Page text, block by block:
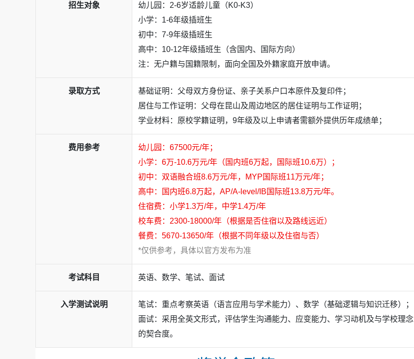
招生对象
幼儿园：2-6岁适龄儿童（K0-K3）
小学：1-6年级插班生
初中：7-9年级插班生
高中：10-12年级插班生（含国内、国际方向）
注：无户籍与国籍限制，面向全国及外籍家庭开放申请。
录取方式
基础证明：父母双方身份证、亲子关系户口本原件及复印件；
居住与工作证明：父母在昆山及周边地区的居住证明与工作证明；
学业材料：原校学籍证明，9年级及以上申请者需额外提供历年成绩单；
费用参考
幼儿园：67500元/年；
小学：6万-10.6万元/年（国内班6万起，国际班10.6万）；
初中：双语融合班8.6万元/年，MYP国际班11万元/年；
高中：国内班6.8万起，AP/A-level/IB国际班13.8万元/年。
住宿费：小学1.3万/年，中学1.4万/年
校车费：2300-18000/年（根据是否住宿以及路线远近）
餐费：5670-13650/年（根据不同年级以及住宿与否）
*仅供参考，具体以官方发布为准
考试科目 英语、数学、笔试、面试
入学测试说明
笔试：重点考察英语（语言应用与学术能力）、数学（基础逻辑与知识迁移）；
面试：采用全英文形式，评估学生沟通能力、应变能力、学习动机及与学校理念
的契合度。